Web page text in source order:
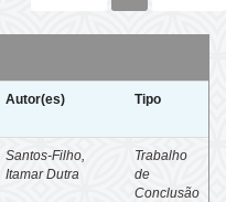
Autor(es) Tipo
Santos-Filho,
Itamar Dutra
Trabalho
de
Conclusão